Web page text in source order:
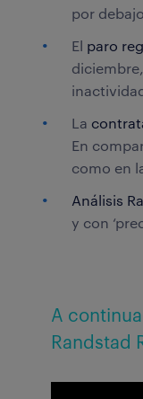
por
El paro
La
En
como en
Análisis
y con
A
Randstad